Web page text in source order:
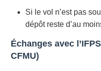
Si le vol n’est pas
dépôt reste d’au
Échanges avec
CFMU)